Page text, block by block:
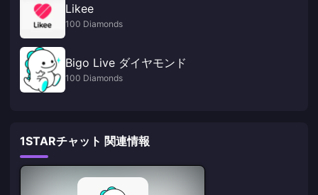
Likee
100 Diamonds
Bigo Live ダイヤモンド
100 Diamonds
1STARチャット 関連情報